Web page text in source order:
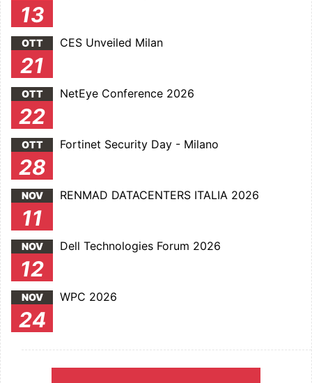
13
OTT
21
CES Unveiled Milan
OTT
22
NetEye Conference 2026
OTT
28
Fortinet Security Day - Milano
NOV
11
RENMAD DATACENTERS ITALIA 2026
NOV
12
Dell Technologies Forum 2026
NOV
24
WPC 2026